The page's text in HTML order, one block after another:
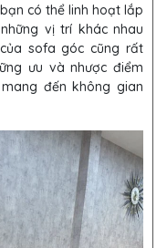
có thể linh hoạt lắp
vị trí khác nhau
sofa góc cũng rất
ưu và nhược điểm
đến không gian